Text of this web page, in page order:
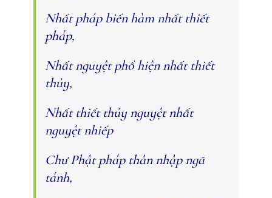
Nhất pháp biến hàm nhất thiết
pháp,
Nhất nguyệt phổ hiện nhất thiết
thủy,
Nhất thiết thủy nguyệt nhất
nguyệt nhiếp
Chư Phật pháp thân nhập ngã
tánh,